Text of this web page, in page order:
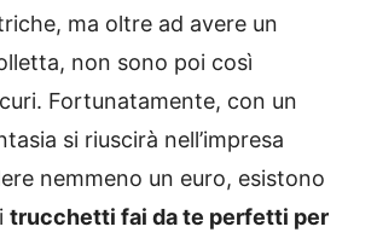
ma oltre ad avere un
non sono poi così
Fortunatamente, con un
si riuscirà nell’impresa
nemmeno un euro, esistono
trucchetti fai da te perfetti per